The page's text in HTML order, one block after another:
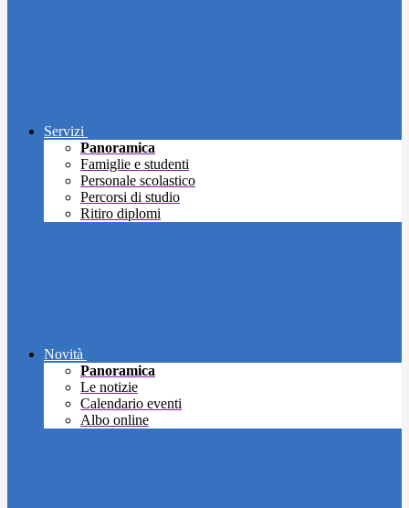
Servizi
Panoramica
Famiglie e studenti
Personale scolastico
Percorsi di studio
Ritiro diplomi
Novità
Panoramica
Le notizie
Calendario eventi
Albo online